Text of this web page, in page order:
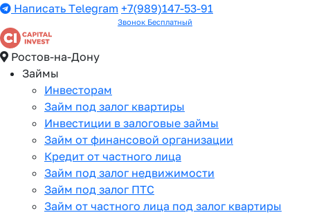
Написать Telegram +7(989)147-53-91
Звонок Бесплатный
Ростов-на-Дону
Займы
Инвесторам
Займ под залог квартиры
Инвестиции в залоговые займы
Займ от финансовой организации
Кредит от частного лица
Займ под залог недвижимости
Займ под залог ПТС
Займ от частного лица под залог квартиры